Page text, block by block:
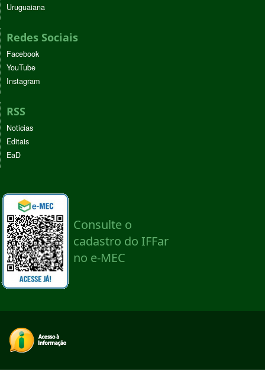
Uruguaiana
Redes Sociais
Facebook
YouTube
Instagram
RSS
Noticias
Editais
EaD